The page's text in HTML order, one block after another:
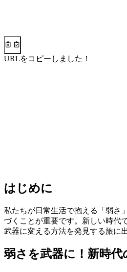
URLをコピーしました！
はじめに
私たちが日常生活で抱える「弱さ
づくことが重要です。新しい時代
武器に変える方法を発見する旅に
弱さを武器に！新時代